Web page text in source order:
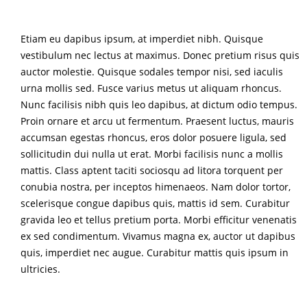
Etiam eu dapibus ipsum, at imperdiet nibh. Quisque
vestibulum nec lectus at maximus. Donec pretium risus quis
auctor molestie. Quisque sodales tempor nisi, sed iaculis
urna mollis sed. Fusce varius metus ut aliquam rhoncus.
Nunc facilisis nibh quis leo dapibus, at dictum odio tempus.
Proin ornare et arcu ut fermentum. Praesent luctus, mauris
accumsan egestas rhoncus, eros dolor posuere ligula, sed
sollicitudin dui nulla ut erat. Morbi facilisis nunc a mollis
mattis. Class aptent taciti sociosqu ad litora torquent per
conubia nostra, per inceptos himenaeos. Nam dolor tortor,
scelerisque congue dapibus quis, mattis id sem. Curabitur
gravida leo et tellus pretium porta. Morbi efficitur venenatis
ex sed condimentum. Vivamus magna ex, auctor ut dapibus
quis, imperdiet nec augue. Curabitur mattis quis ipsum in
ultricies.